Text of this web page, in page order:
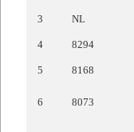
3 NL
4
8294
5 8168
6 8073